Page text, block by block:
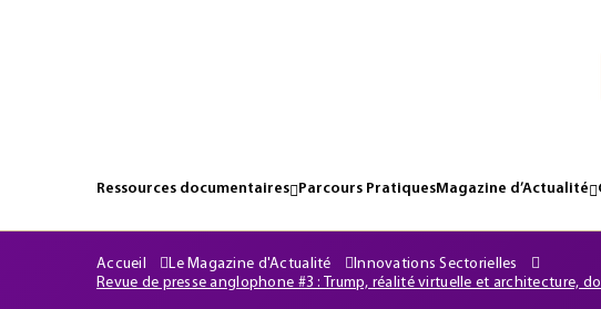
Ressources documentaires Parcours PratiquesMagazine d’Actualité
Accueil Le Magazine d'Actualité
Innovations Sectorielles
Revue de presse anglophone #3 : Trump, réalité virtuelle et architecture,